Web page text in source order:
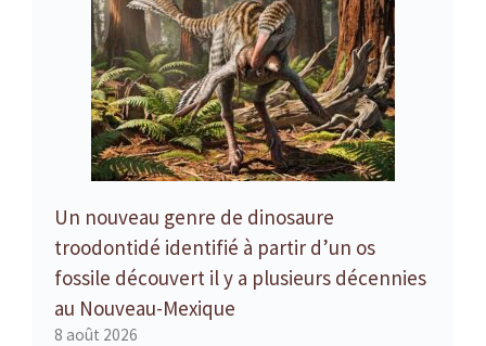
Un nouveau genre de dinosaure
troodontidé identifié à partir d’un os
fossile découvert il y a plusieurs décennies
au Nouveau-Mexique
8 août 2026